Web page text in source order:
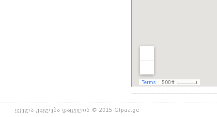
ყველა უფლება დაცულია © 2015 Gfpaa.ge